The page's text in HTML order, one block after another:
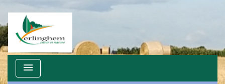
menu